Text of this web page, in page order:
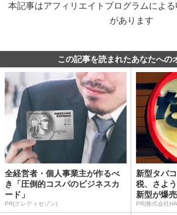
本記事はアフィリエイトプログラムによ
があります
この記事を読まれたあなたへの
全経営者・個人事業主が作るべ
き「圧倒的コスパのビジネスカ
ード」
PR(クレディセゾン)
新型タバ
税、さよ
新型が爆
PR(株式会社